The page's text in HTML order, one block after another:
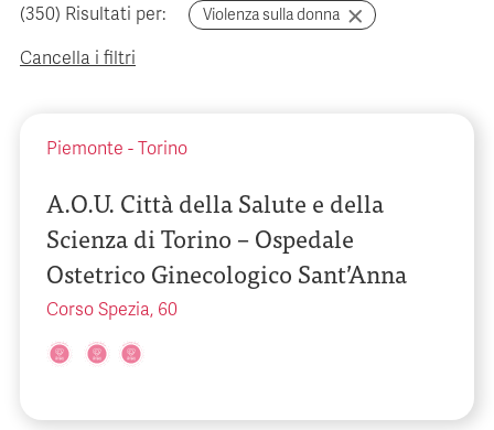
(350) Risultati per: Violenza sulla donna
Cancella i filtri
Piemonte - Torino
A.O.U. Città della Salute e della
Scienza di Torino – Ospedale
Ostetrico Ginecologico Sant’Anna
Corso Spezia, 60